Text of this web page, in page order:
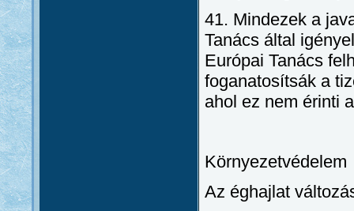
41. Mindezek a
Tanács által
Európai Tanács
foganatosítsák a
ahol ez nem érinti
Környezetvédelem
Az éghajlat